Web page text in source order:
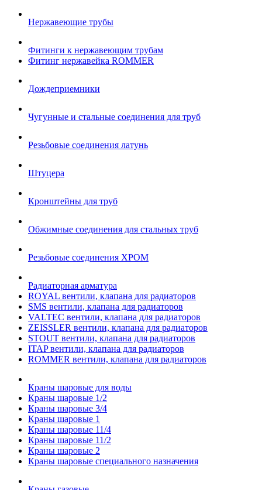
Нержавеющие трубы
Фитинги к нержавеющим трубам
Фитинг нержавейка ROMMER
Дождеприемники
Чугунные и стальные соединения для труб
Резьбовые соединения латунь
Штуцера
Кронштейны для труб
Обжимные соединения для стальных труб
Резьбовые соединения ХРОМ
Радиаторная арматура
ROYAL вентили, клапана для радиаторов
SMS вентили, клапана для радиаторов
VALTEC вентили, клапана для радиаторов
ZEISSLER вентили, клапана для радиаторов
STOUT вентили, клапана для радиаторов
ITAP вентили, клапана для радиаторов
ROMMER вентили, клапана для радиаторов
Краны шаровые для воды
Краны шаровые 1/2
Краны шаровые 3/4
Краны шаровые 1
Краны шаровые 11/4
Краны шаровые 11/2
Краны шаровые 2
Краны шаровые специального назначения